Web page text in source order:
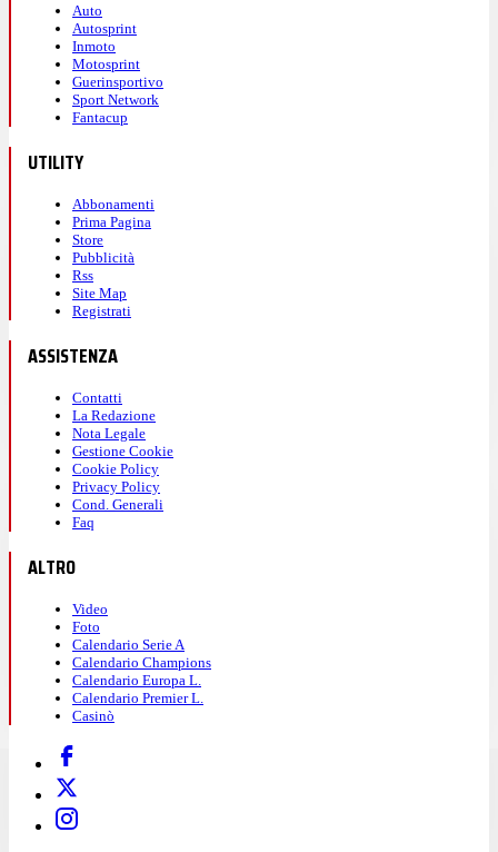
Auto
Autosprint
Inmoto
Motosprint
Guerinsportivo
Sport Network
Fantacup
UTILITY
Abbonamenti
Prima Pagina
Store
Pubblicità
Rss
Site Map
Registrati
ASSISTENZA
Contatti
La Redazione
Nota Legale
Gestione Cookie
Cookie Policy
Privacy Policy
Cond. Generali
Faq
ALTRO
Video
Foto
Calendario Serie A
Calendario Champions
Calendario Europa L.
Calendario Premier L.
Casinò